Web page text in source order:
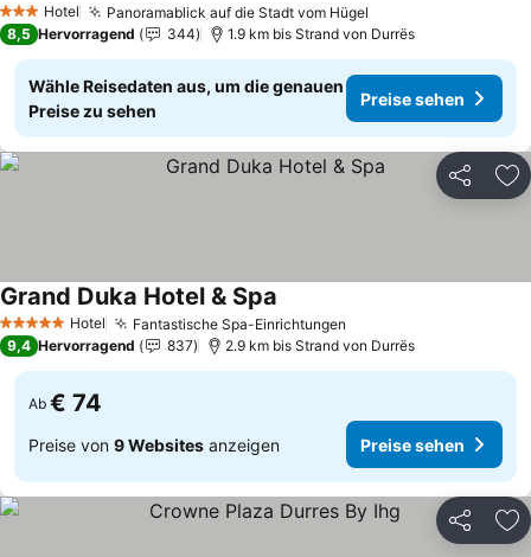
3 SterneHotel Panoramablick auf die Stadt vom Hügel
8,5 Hervorragend 344 1.9 km bis Strand von Durrës
Wähle Reisedaten aus, um die genauen
Preise zu sehen
Preise sehen
Teilen
5 Sterne Hotel Fantastische Spa-Einrichtungen
Grand Duka Hotel & Spa
9,4 Hervorragend 837 2.9 km bis Strand von Durrës
Ab € 74
Preise von 9 Websites anzeigen Preise sehen
Teilen